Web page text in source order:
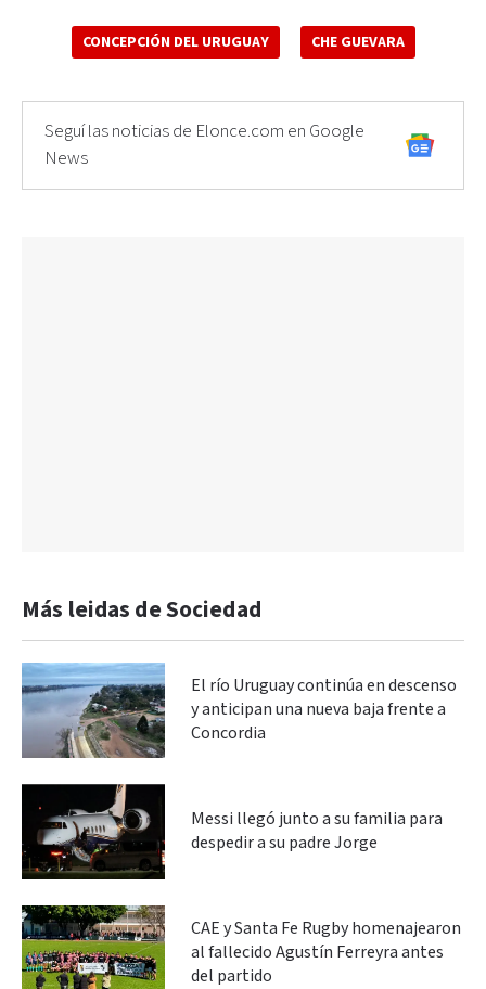
CONCEPCIÓN DEL URUGUAY CHE GUEVARA
Seguí las noticias de Elonce.com en Google
News
Más leidas de Sociedad
El río Uruguay continúa en descenso
y anticipan una nueva baja frente a
Concordia
Messi llegó junto a su familia para
despedir a su padre Jorge
CAE y Santa Fe Rugby homenajearon
al fallecido Agustín Ferreyra antes
del partido